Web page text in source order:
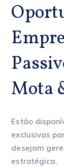
Mota
Estão
exclusivas
desejam
estratégica.